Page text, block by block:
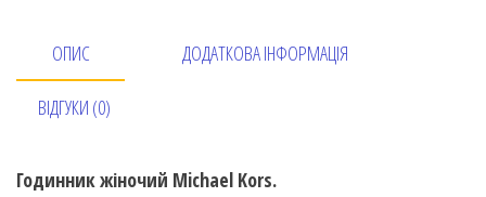
ОПИС ДОДАТКОВА ІНФОРМАЦІЯ
ВІДГУКИ (0)
Годинник жіночий Michael Kors.